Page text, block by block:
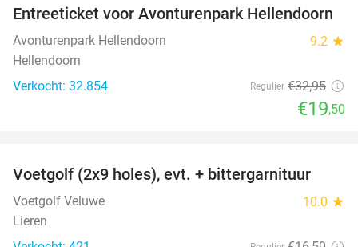
41%
Entreeticket voor Avonturenpark Hellendoorn
Avonturenpark Hellendoorn 9.2 star
Hellendoorn
Verkocht: 32.854
Regulier €32,95
€19,50
40%
Voetgolf (2x9 holes), evt. + bittergarnituur
Voetgolf Veluwe 10.0 star
Lieren